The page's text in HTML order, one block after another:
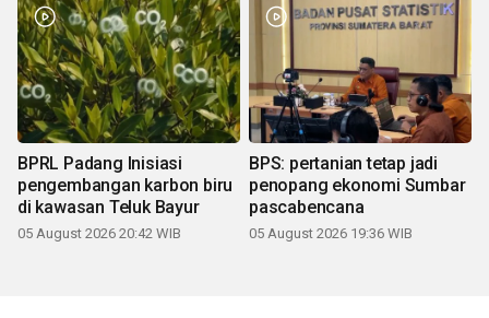
BPRL Padang Inisiasi
pengembangan karbon biru
di kawasan Teluk Bayur
05 August 2026 20:42 WIB
BPS: pertanian tetap jadi
penopang ekonomi Sumbar
pascabencana
05 August 2026 19:36 WIB